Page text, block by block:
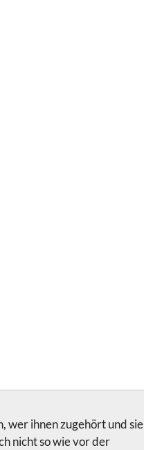
wer ihnen zugehört und sie
nicht so wie vor der